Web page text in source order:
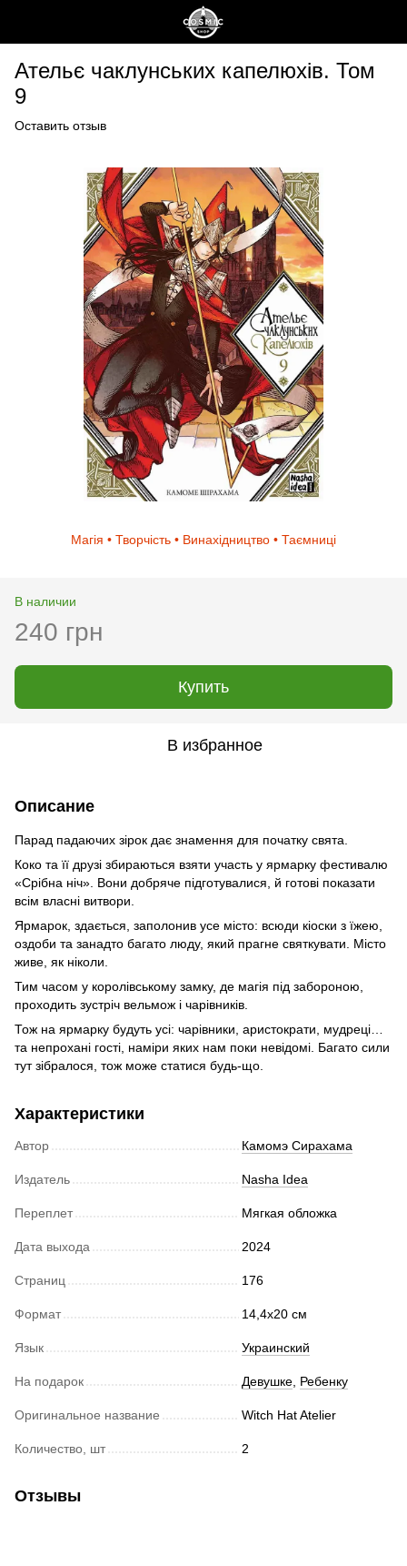
Ательє чаклунських капелюхів. Том
9
Оставить отзыв
Магія • Творчість • Винахідництво • Таємниці
В наличии
240 грн
Купить
В избранное
Описание
Парад падаючих зірок дає знамення для початку свята.
Коко та її друзі збираються взяти участь у ярмарку фестивалю
«Срібна ніч». Вони добряче підготувалися, й готові показати
всім власні витвори.
Ярмарок, здається, заполонив усе місто: всюди кіоски з їжею,
оздоби та занадто багато люду, який прагне святкувати. Місто
живе, як ніколи.
Тим часом у королівському замку, де магія під забороною,
проходить зустріч вельмож і чарівників.
Тож на ярмарку будуть усі: чарівники, аристократи, мудреці…
та непрохані гості, наміри яких нам поки невідомі. Багато сили
тут зібралося, тож може статися будь-що.
Характеристики
Автор Камомэ Сирахама
Издатель Nasha Idea
Переплет Мягкая обложка
Дата выхода 2024
Страниц 176
Формат 14,4x20 cм
Язык Украинский
На подарок Девушке, Ребенку
Оригинальное название Witch Hat Atelier
Количество, шт 2
Отзывы